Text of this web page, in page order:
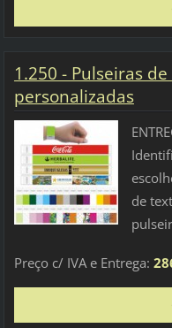
1.250 - Pulseiras
personalizadas
de
Preço c/ IVA e Entrega: